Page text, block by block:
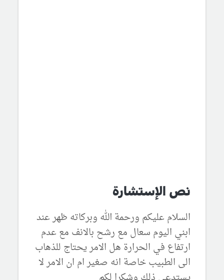
نص الإستشارة
السلام عليكم ورحمة الله وبركاته ظهر عند
ابني اليوم سعال مع رشح بالانف مع عدم
ارتفاع في الحرارة هل الامر يحتاج للذهاب
الى الطبيب خاصة انه صغير ام ان الامر لا